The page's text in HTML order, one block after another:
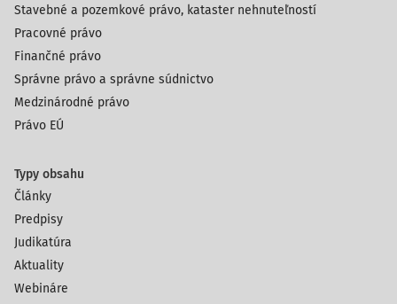
Stavebné a pozemkové právo, kataster nehnuteľností
Pracovné právo
Finančné právo
Správne právo a správne súdnictvo
Medzinárodné právo
Právo EÚ
Typy obsahu
Články
Predpisy
Judikatúra
Aktuality
Webináre